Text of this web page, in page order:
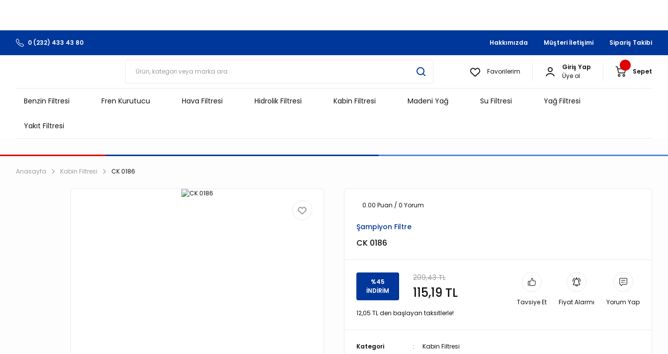
0 (232) 433 43 80 Hakkımızda Müşteri İletişimi Sipariş Takibi
Favorilerim
Giriş Yap
Üye ol
Sepet
Benzin Filtresi Fren Kurutucu Hava Filtresi Hidrolik Filtresi Kabin Filtresi Madeni Yağ Su Filtresi Yağ Filtresi
Yakıt Filtresi
Anasayfa Kabin Filtresi CK 0186
0.00 Puan / 0 Yorum
Şampiyon Filtre
CK 0186
%45
İNDİRİM
209,43 TL
115,19 TL
12,05 TL den başlayan taksitlerle!
Tavsiye Et Fiyat Alarmı Yorum Yap
Kategori Kabin Filtresi